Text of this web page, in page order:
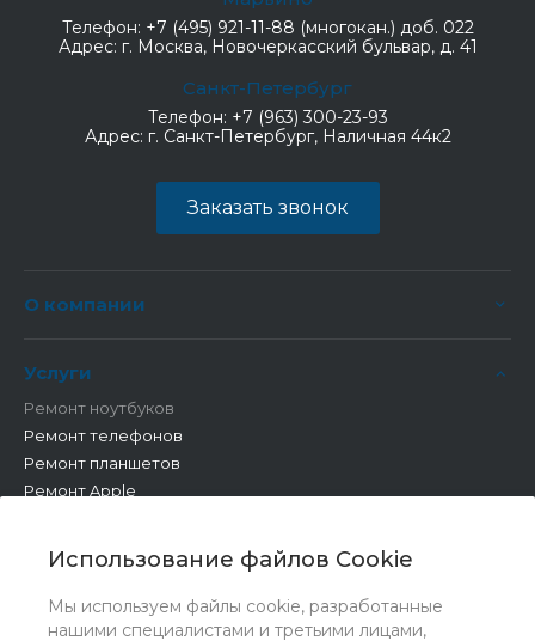
Использование файлов Cookie
Мы используем файлы cookie, разработанные
нашими специалистами и третьими лицами,
Телефон: +7 (495) 921-11-88 (многокан.) доб. 022
Адрес: г. Москва, Новочеркасский бульвар, д. 41
Санкт-Петербург
Телефон: +7 (963) 300-23-93
Адрес: г. Санкт-Петербург, Наличная 44к2
Заказать звонок
О компании
Услуги
Ремонт ноутбуков
Ремонт телефонов
Ремонт планшетов
Ремонт Apple